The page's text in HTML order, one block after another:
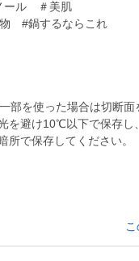
ール ＃美肌
#鍋するならこれ
部を使った場合は切断
を避け10℃以下で保存し
で保存してください。